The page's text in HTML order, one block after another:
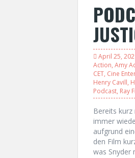
April 25,
Action, Amy
CET, Cine
Henry Cavill,
Podcast, Ray
Bereits
immer
aufgrund
den Film
was Snyder